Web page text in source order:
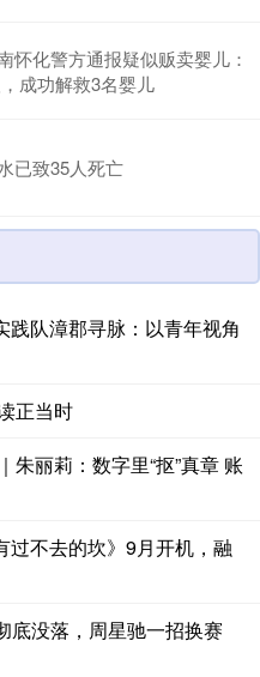
怀化警方通报疑似贩卖婴儿：
成功解救3名婴儿
已致35人死亡
队漳郡寻脉：以青年视角
正当时
朱丽莉：数字里“抠”真章 账
过不去的坎》9月开机，融
底没落，周星驰一招换赛